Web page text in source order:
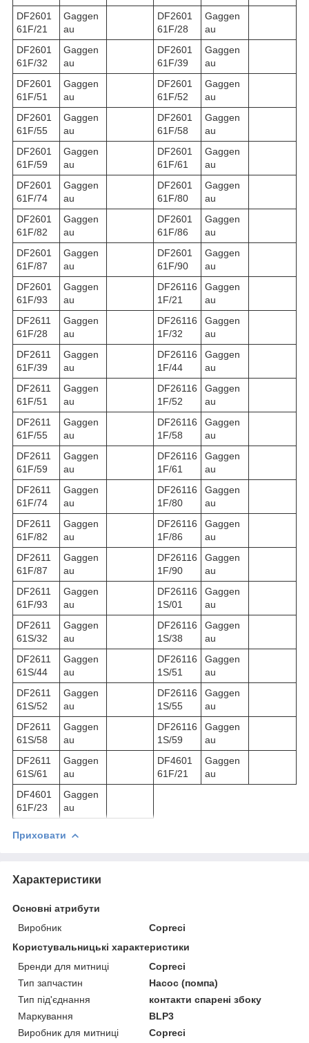
DF2601
61F/21
Gaggen
au
DF2601
61F/28
Gaggen
au
DF2601
61F/32
Gaggen
au
DF2601
61F/39
Gaggen
au
DF2601
61F/51
Gaggen
au
DF2601
61F/52
Gaggen
au
DF2601
61F/55
Gaggen
au
DF2601
61F/58
Gaggen
au
DF2601
61F/59
Gaggen
au
DF2601
61F/61
Gaggen
au
DF2601
61F/74
Gaggen
au
DF2601
61F/80
Gaggen
au
DF2601
61F/82
Gaggen
au
DF2601
61F/86
Gaggen
au
DF2601
61F/87
Gaggen
au
DF2601
61F/90
Gaggen
au
DF2601
61F/93
Gaggen
au
DF26116
1F/21
Gaggen
au
DF2611
61F/28
Gaggen
au
DF26116
1F/32
Gaggen
au
DF2611
61F/39
Gaggen
au
DF26116
1F/44
Gaggen
au
DF2611
61F/51
Gaggen
au
DF26116
1F/52
Gaggen
au
DF2611
61F/55
Gaggen
au
DF26116
1F/58
Gaggen
au
DF2611
61F/59
Gaggen
au
DF26116
1F/61
Gaggen
au
DF2611
61F/74
Gaggen
au
DF26116
1F/80
Gaggen
au
DF2611
61F/82
Gaggen
au
DF26116
1F/86
Gaggen
au
DF2611
61F/87
Gaggen
au
DF26116
1F/90
Gaggen
au
DF2611
61F/93
Gaggen
au
DF26116
1S/01
Gaggen
au
DF2611
61S/32
Gaggen
au
DF26116
1S/38
Gaggen
au
DF2611
61S/44
Gaggen
au
DF26116
1S/51
Gaggen
au
DF2611
61S/52
Gaggen
au
DF26116
1S/55
Gaggen
au
DF2611
61S/58
Gaggen
au
DF26116
1S/59
Gaggen
au
DF2611
61S/61
Gaggen
au
DF4601
61F/21
Gaggen
au
DF4601
61F/23
Gaggen
au
Приховати
Характеристики
Основні атрибути
Виробник
Copreci
Користувальницькі характеристики
Бренди для митниці
Copreci
Тип запчастин
Насос (помпа)
Тип під'єднання
контакти спарені збоку
Маркування
BLP3
Виробник для митниці
Copreci